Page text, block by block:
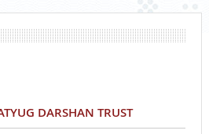
DARSHAN TRUST